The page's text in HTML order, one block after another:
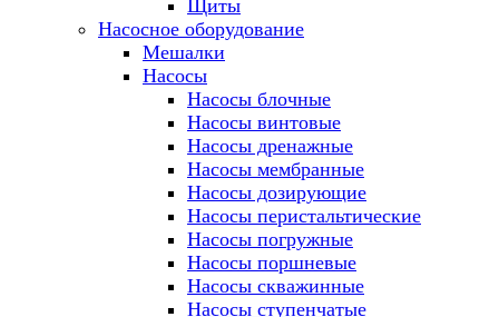
Щиты
Насосное оборудование
Мешалки
Насосы
Насосы блочные
Насосы винтовые
Насосы дренажные
Насосы мембранные
Насосы дозирующие
Насосы перистальтические
Насосы погружные
Насосы поршневые
Насосы скважинные
Насосы ступенчатые